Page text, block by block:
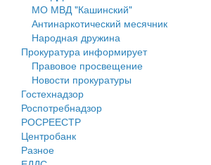
Правила землепользования и застройки
Генеральные планы
Проекты планировки территории
Собрание депутатов
Городское поселение
Сельские поселения
МО МВД "Кашинский"
Антинаркотический месячник
Народная дружина
Прокуратура информирует
Правовое просвещение
Новости прокуратуры
Гостехнадзор
Роспотребнадзор
РОСРЕЕСТР
Центробанк
Разное